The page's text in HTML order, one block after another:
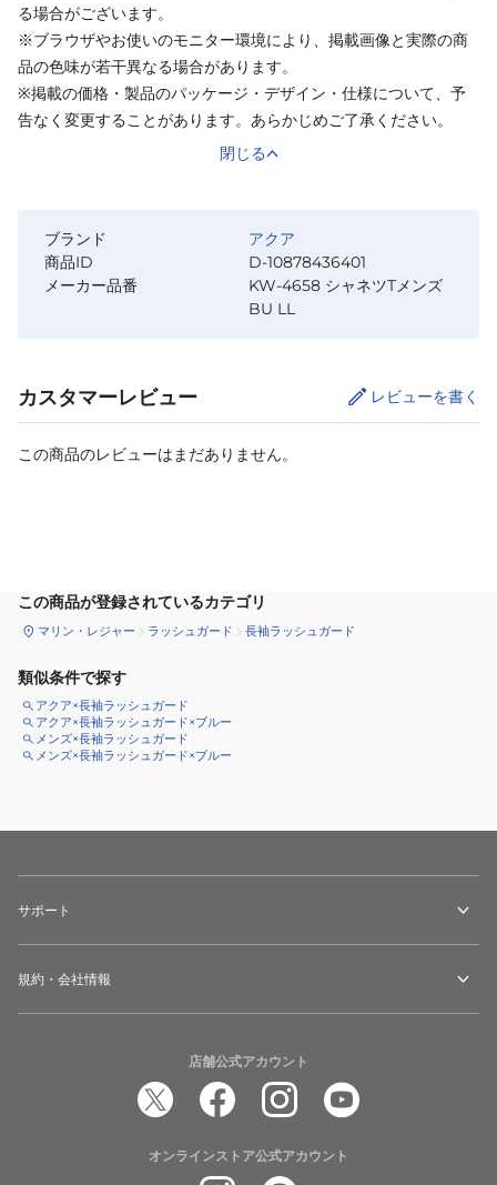
る場合がございます。
※ブラウザやお使いのモニター環境により、掲載画像と実際の商
品の色味が若干異なる場合があります。
※掲載の価格・製品のパッケージ・デザイン・仕様について、予
告なく変更することがあります。あらかじめご了承ください。
閉じる
ブランド
アクア
商品ID
D-10878436401
メーカー品番
KW-4658 シャネツTメンズ
BU LL
カスタマーレビュー レビューを書く
この商品のレビューはまだありません。
この商品が登録されているカテゴリ
マリン・レジャー ラッシュガード 長袖ラッシュガード
類似条件で探す
アクア×長袖ラッシュガード
アクア×長袖ラッシュガード×ブルー
メンズ×長袖ラッシュガード
メンズ×長袖ラッシュガード×ブルー
サポート
規約・会社情報
店舗公式アカウント
オンラインストア公式アカウント